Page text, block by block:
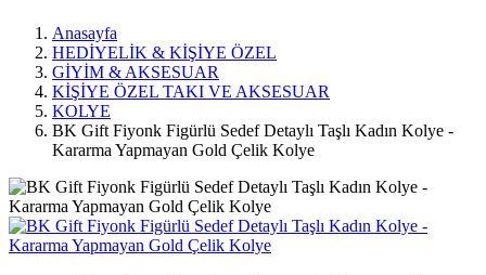
Anasayfa
HEDİYELİK & KİŞİYE ÖZEL
GİYİM & AKSESUAR
KİŞİYE ÖZEL TAKI VE AKSESUAR
KOLYE
BK Gift Fiyonk Figürlü Sedef Detaylı Taşlı Kadın Kolye -
Kararma Yapmayan Gold Çelik Kolye